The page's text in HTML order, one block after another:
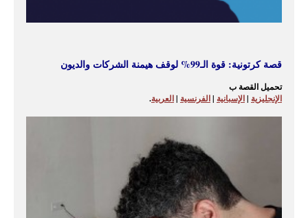
قصة كرتونية: قوة الـ99% لوقف هيمنة الشركات والديون
تحميل القصة ب
الإنجليزية |الإسبانية |الفرنسية |العربية.